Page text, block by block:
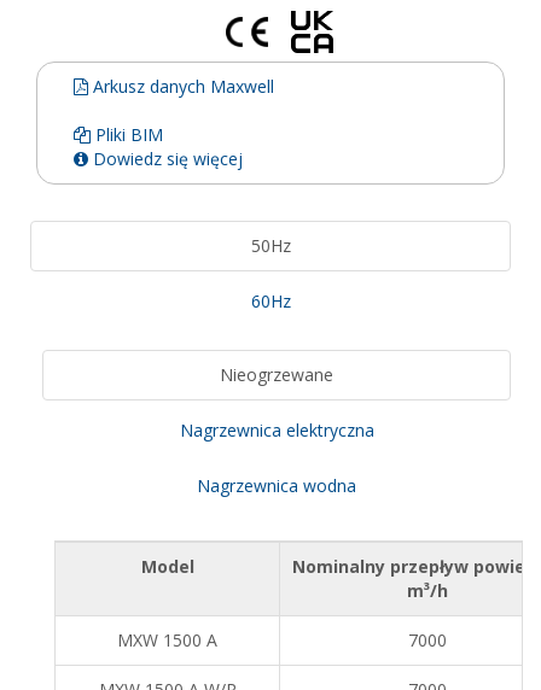
Arkusz danych Maxwell
Pliki BIM
Dowiedz się więcej
50Hz
60Hz
Nieogrzewane
Nagrzewnica elektryczna
Nagrzewnica wodna
Model
Nominalny przepływ
m³/h
MXW 1500 A 7000